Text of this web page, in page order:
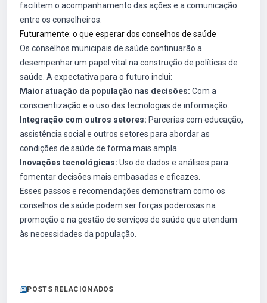
facilitem o acompanhamento das ações e a comunicação
entre os conselheiros.
Futuramente: o que esperar dos conselhos de saúde
Os conselhos municipais de saúde continuarão a
desempenhar um papel vital na construção de políticas de
saúde. A expectativa para o futuro inclui:
Maior atuação da população nas decisões: Com a
conscientização e o uso das tecnologias de informação.
Integração com outros setores: Parcerias com educação,
assistência social e outros setores para abordar as
condições de saúde de forma mais ampla.
Inovações tecnológicas: Uso de dados e análises para
fomentar decisões mais embasadas e eficazes.
Esses passos e recomendações demonstram como os
conselhos de saúde podem ser forças poderosas na
promoção e na gestão de serviços de saúde que atendam
às necessidades da população.
POSTS RELACIONADOS